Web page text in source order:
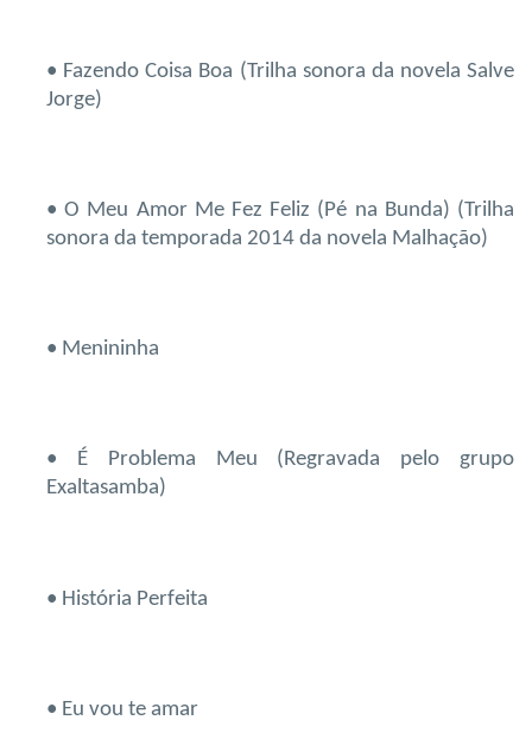
• Fazendo Coisa Boa (Trilha sonora da novela Salve
Jorge)
• O Meu Amor Me Fez Feliz (Pé na Bunda) (Trilha
sonora da temporada 2014 da novela Malhação)
• Menininha
• É Problema Meu (Regravada pelo grupo
Exaltasamba)
• História Perfeita
• Eu vou te amar